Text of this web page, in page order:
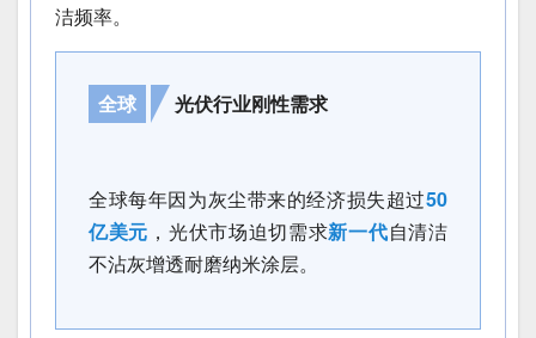
洁频率。
全球 光伏行业刚性需求
全球每年因为灰尘带来的经济损失超过50
亿美元 ，光伏市场迫切需求新一代自清洁
不沾灰增透耐磨纳米涂层。